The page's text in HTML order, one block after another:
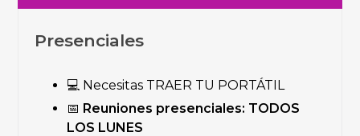
Presenciales
💻 Necesitas TRAER TU PORTÁTIL
📅 Reuniones presenciales: TODOS
LOS LUNES